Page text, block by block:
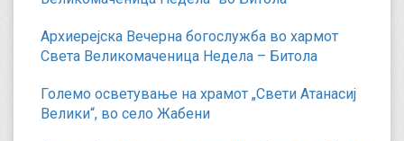
Архиерејска Вечерна богослужба во хармот
Света Великомаченица Недела – Битола
Големо осветување на храмот „Свети Атанасиј
Велики“, во село Жабени